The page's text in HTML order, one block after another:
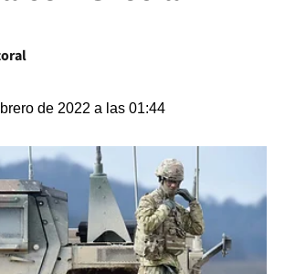
de 2022 a las 01:44